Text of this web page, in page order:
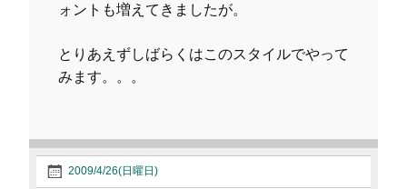
ォントも増えてきましたが。
とりあえずしばらくはこのスタイルでやって
みます。。。
2009/4/26(日曜日)